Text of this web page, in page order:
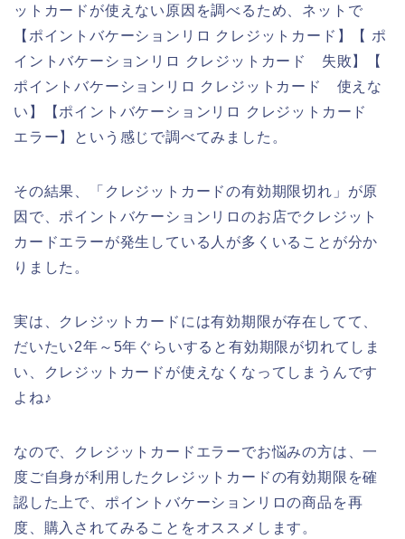
ットカードが使えない原因を調べるため、ネットで
【ポイントバケーションリロ クレジットカード】【 ポ
イントバケーションリロ クレジットカード 失敗】【
ポイントバケーションリロ クレジットカード 使えな
い】【ポイントバケーションリロ クレジットカード
エラー】という感じで調べてみました。
その結果、「クレジットカードの有効期限切れ」が原
因で、ポイントバケーションリロのお店でクレジット
カードエラーが発生している人が多くいることが分か
りました。
実は、クレジットカードには有効期限が存在してて、
だいたい2年～5年ぐらいすると有効期限が切れてしま
い、クレジットカードが使えなくなってしまうんです
よね♪
なので、クレジットカードエラーでお悩みの方は、一
度ご自身が利用したクレジットカードの有効期限を確
認した上で、ポイントバケーションリロの商品を再
度、購入されてみることをオススメします。